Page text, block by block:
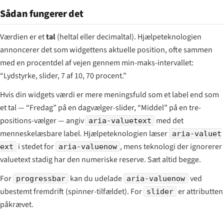
Sådan fungerer det
Værdien er ettal(heltal eller decimaltal). Hjælpeteknologien
annoncerer det som widgettens aktuelle position, ofte sammen
med en procentdel af vejen gennem min-maks-intervallet:
“Lydstyrke, slider, 7 af 10, 70 procent.”
Hvis din widgets værdi er mere meningsfuld som et label end som
et tal — “Fredag” på en dagvælger-slider,“Middel” på en tre-
positions-vælger — angiv aria-valuetext
med det
menneskelæsbare label. Hjælpeteknologien læser aria-valuet
ext
i stedet for aria-valuenow , mens teknologi der ignorerer
valuetext stadig har den numeriske reserve. Sæt altid begge.
For progressbar kan du udelade aria-valuenow ved
ubestemt fremdrift (spinner-tilfældet). For slider er attributten
påkrævet.